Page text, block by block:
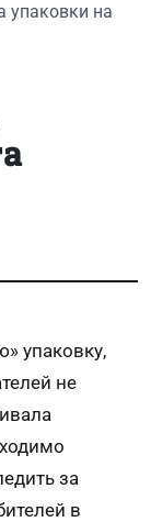
упаковки на
упаковку,
не
за
в